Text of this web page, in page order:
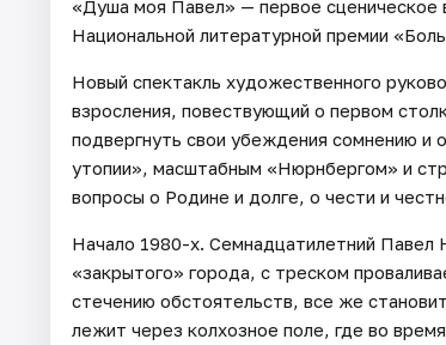
«Душа моя Павел» — первое сценическое
Национальной литературной премии
Новый спектакль художественного
взросления, повествующий о первом
подвергнуть свои убеждения сомнению и
утопии», масштабным «Нюрнбергом» и
вопросы о Родине и долге, о чести и
Начало 1980-х. Семнадцатилетний Павел
«закрытого» города, с треском
стечению обстоятельств, все же
лежит через колхозное поле, где во